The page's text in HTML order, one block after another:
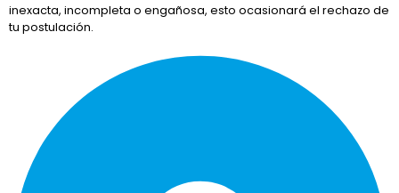
inexacta, incompleta o engañosa, esto ocasionará el rechazo de
tu postulación.